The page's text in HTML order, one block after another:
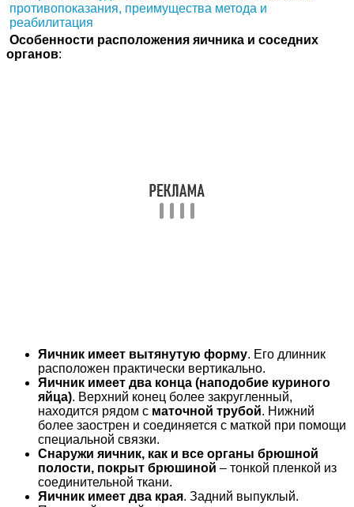
Особенности расположения яичника и соседних
органов:
Яичник имеет вытянутую форму. Его длинник
расположен практически вертикально.
Яичник имеет два конца (наподобие куриного
яйца). Верхний конец более закругленный,
находится рядом с маточной трубой. Нижний
более заострен и соединяется с маткой при помощи
специальной связки.
Снаружи яичник, как и все органы брюшной
полости, покрыт брюшиной – тонкой пленкой из
соединительной ткани.
Яичник имеет два края. Задний выпуклый.